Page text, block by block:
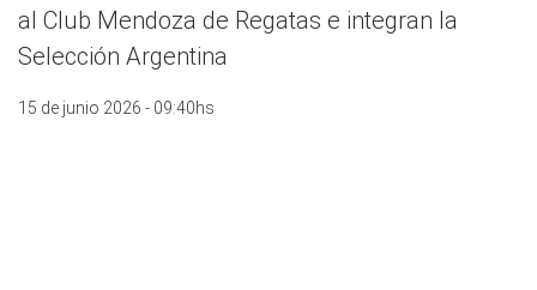
al Club Mendoza de Regatas e integran la
Selección Argentina
15 de junio 2026 - 09:40hs